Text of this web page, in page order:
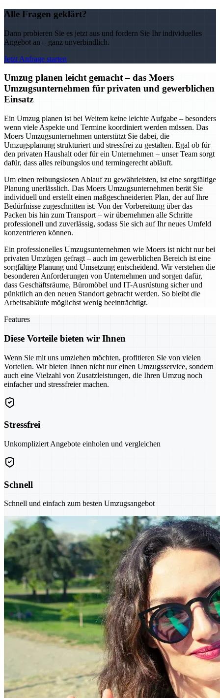
Alle Fragen geklärt?
Dann probieren Sie es jetzt aus und fordern Sie Ihr individuelles
Angebot an – ganz unverbindlich.
Jetzt Anfrage starten
Umzug planen leicht gemacht – das Moers
Umzugsunternehmen für privaten und gewerblichen
Einsatz
Ein Umzug planen ist bei Weitem keine leichte Aufgabe – besonders
wenn viele Aspekte und Termine koordiniert werden müssen. Das
Moers Umzugsunternehmen unterstützt Sie dabei, die
Umzugsplanung strukturiert und stressfrei zu gestalten. Egal ob für
den privaten Haushalt oder für ein Unternehmen – unser Team sorgt
dafür, dass alles reibungslos und termingerecht abläuft.
Um einen reibungslosen Ablauf zu gewährleisten, ist eine sorgfältige
Planung unerlässlich. Das Moers Umzugsunternehmen berät Sie
individuell und erstellt einen maßgeschneiderten Plan, der auf Ihre
Bedürfnisse zugeschnitten ist. Von der Vorbereitung über das
Packen bis hin zum Transport – wir übernehmen alle Schritte
professionell und zuverlässig, sodass Sie sich auf Ihr neues Umfeld
konzentrieren können.
Ein professionelles Umzugsunternehmen wie Moers ist nicht nur bei
privaten Umzügen gefragt – auch im gewerblichen Bereich ist eine
sorgfältige Planung und Umsetzung entscheidend. Wir verstehen die
besonderen Anforderungen von Unternehmen und sorgen dafür,
dass Geschäftsräume, Büromöbel und IT-Ausrüstung sicher und
pünktlich an den neuen Standort gebracht werden. So bleibt die
Arbeitsabläufe möglichst wenig beeinträchtigt.
Features
Diese Vorteile bieten wir Ihnen
Wenn Sie mit uns umziehen möchten, profitieren Sie von vielen
Vorteilen. Wir bieten Ihnen nicht nur einen Umzugsservice, sondern
auch eine Vielzahl von Zusatzleistungen, die Ihren Umzug noch
einfacher und stressfreier machen.
Stressfrei
Unkompliziert Angebote einholen und vergleichen
Schnell
Schnell und einfach zum besten Umzugsangebot